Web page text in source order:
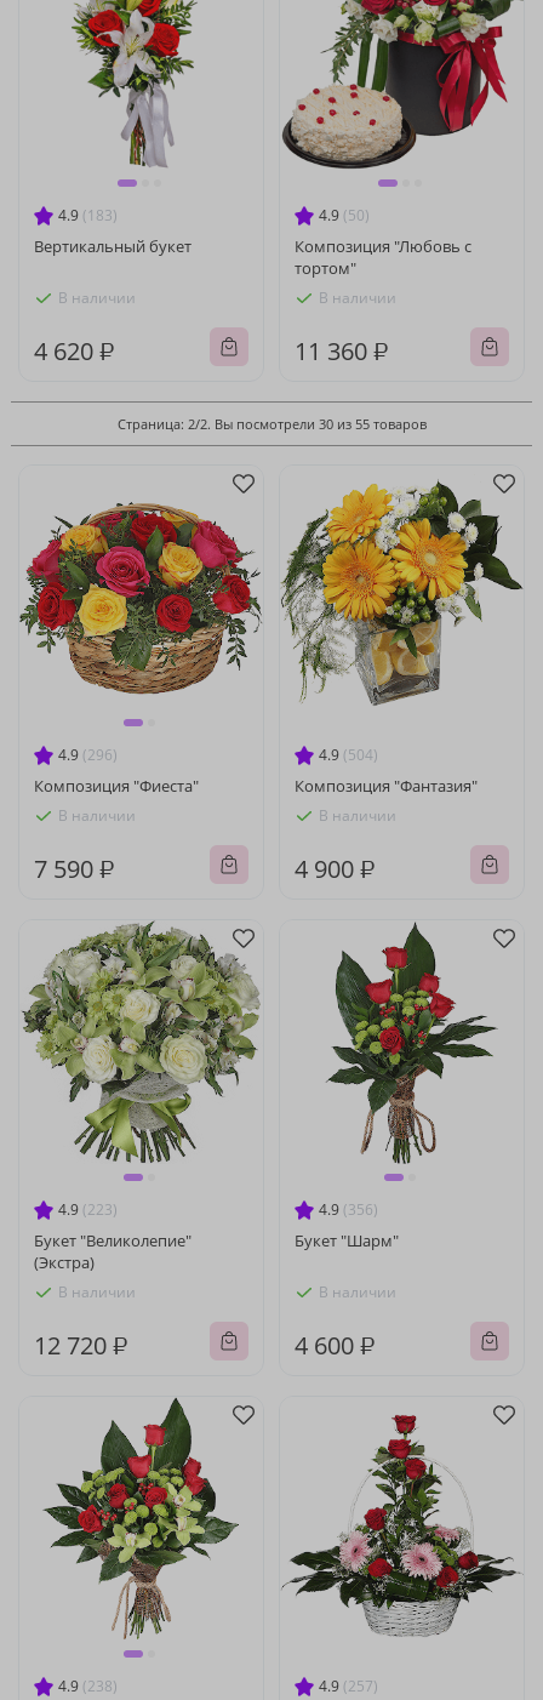
4.9 (183)
Вертикальный букет
В наличии
4 620 ₽
4.9 (50)
Композиция "Любовь с
тортом"
В наличии
11 360 ₽
Страница: 2/2. Вы посмотрели 30 из 55 товаров
4.9 (296)
Композиция "Фиеста"
В наличии
7 590 ₽
4.9 (504)
Композиция "Фантазия"
В наличии
4 900 ₽
4.9 (223)
Букет "Великолепие"
(Экстра)
В наличии
12 720 ₽
4.9 (356)
Букет "Шарм"
В наличии
4 600 ₽
4.9 (238) 4.9 (257)